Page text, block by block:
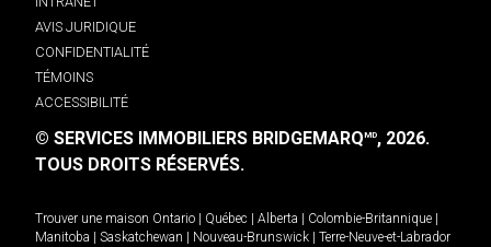
AVIS JURIDIQUE
CONFIDENTIALITÉ
TÉMOINS
ACCESSIBILITÉ
© SERVICES IMMOBILIERS BRIDGEMARQMD, 2026.
TOUS DROITS RÉSERVÉS.
Trouver une maison Ontario Québec Alberta Colombie-Britannique
Manitoba
Saskatchewan Nouveau-Brunswick
Terre-Neuve-et-Labrador